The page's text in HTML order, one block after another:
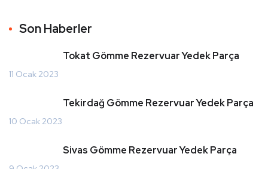
Son Haberler
Tokat Gömme Rezervuar Yedek Parça
11 Ocak 2023
Tekirdağ Gömme Rezervuar Yedek Parça
10 Ocak 2023
Sivas Gömme Rezervuar Yedek Parça